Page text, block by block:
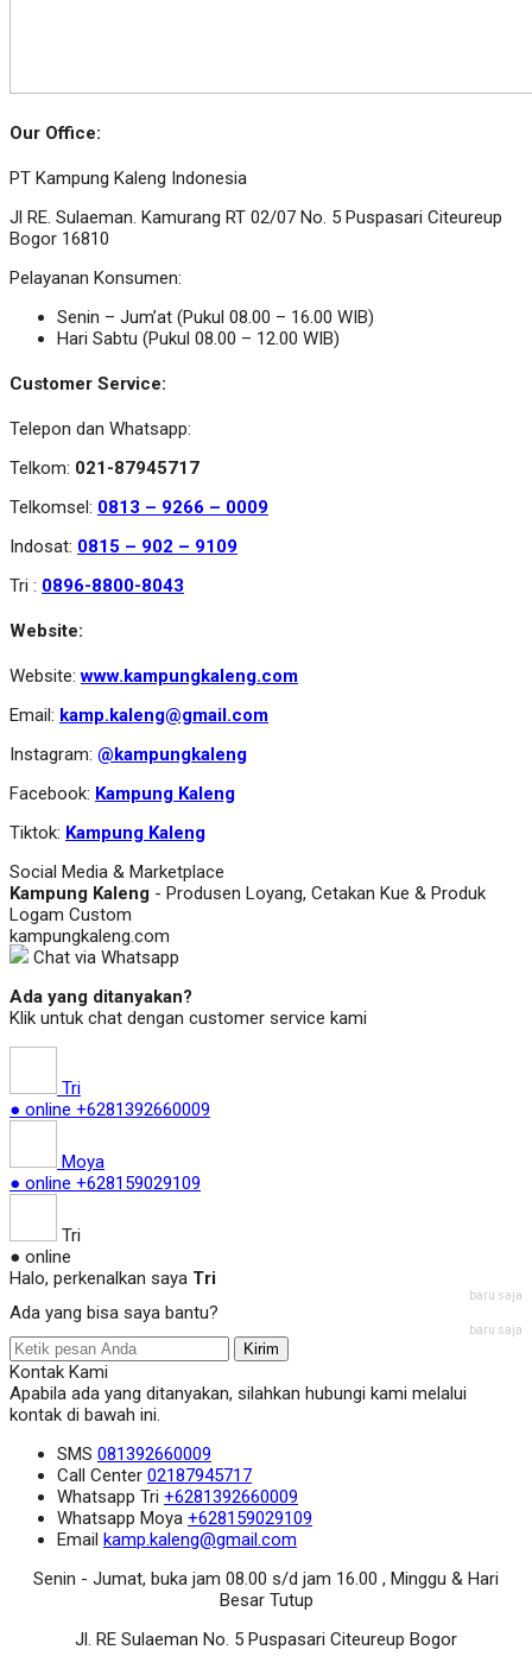
Our Office:
PT Kampung Kaleng Indonesia
Jl RE. Sulaeman. Kamurang RT 02/07 No. 5 Puspasari Citeureup
Bogor 16810
Pelayanan Konsumen:
Senin – Jum’at (Pukul 08.00 – 16.00 WIB)
Hari Sabtu (Pukul 08.00 – 12.00 WIB)
Customer Service:
Telepon dan Whatsapp:
Telkom: 021-87945717
Telkomsel: 0813 – 9266 – 0009
Indosat: 0815 – 902 – 9109
Tri : 0896-8800-8043
Website:
Website:www.kampungkaleng.com
Email: kamp.kaleng@gmail.com
Instagram: @kampungkaleng
Facebook: Kampung Kaleng
Tiktok: Kampung Kaleng
Social Media & Marketplace
Kampung Kaleng - Produsen Loyang, Cetakan Kue & Produk
Logam Custom
kampungkaleng.com
Chat via Whatsapp
Ada yang ditanyakan?
Klik untuk chat dengan customer service kami
Tri
● online +6281392660009
Moya
● online +628159029109
Tri
● online
Halo, perkenalkan saya Tri
baru saja
Ada yang bisa saya bantu?
baru saja
Kirim
Kontak Kami
Apabila ada yang ditanyakan, silahkan hubungi kami melalui
kontak di bawah ini.
SMS 081392660009
Call Center 02187945717
Whatsapp Tri +6281392660009
Whatsapp Moya +628159029109
Email kamp.kaleng@gmail.com
Senin - Jumat, buka jam 08.00 s/d jam 16.00 , Minggu & Hari
Besar Tutup
Jl. RE Sulaeman No. 5 Puspasari Citeureup Bogor